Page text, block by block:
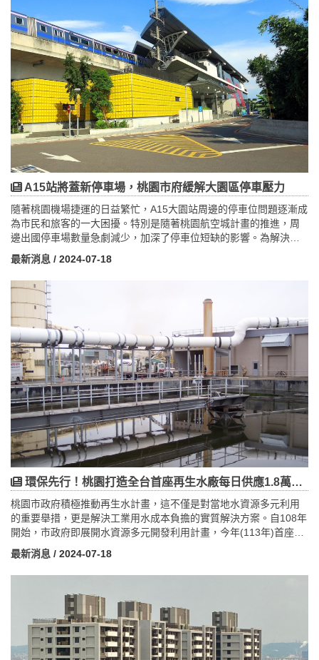
對。因此，了解並適切管理這些風險，將是購屋者在選擇和投資預
售屋時不可或缺的策略之一。
A15站將蓋新停車場，桃園市府緩解大園區停車壓力
隨著桃園機場捷運的日益繁忙，A15大園站周邊的停車位問題逐漸成
為市民和旅客的一大困擾。特別是隨著桃園航空城計畫的推進，周
邊出國停車場數量急劇減少，加深了停車位短缺的影響。為解決這
一問題，桃園市府交通局規劃在橫湳一路新建地下1層、地上8層的
「大園區停二立體停車場」。這座停車場預計於2028年完工，提供
538個汽車和250個機車停車位，明顯減輕A15大園站周邊的停車壓
力。這一工程不僅展現了桃園市對於解決當地交通問題的承諾，更
將促進周邊經濟和居民生活品質的提升。未來，這座現代化停車場
將成為地方發展的重要基礎設施，為民眾提供便捷的停車選擇，同
時帶動商業活動和就業機會的增長。隨著工程的推進，我們期待看
到大園區的交通環境和社區生活質量得到顯著改善，為未來的城市
發展奠定堅實基礎。
最新消息 / 2024-07-18
環保先行！桃園打造全台首座再生水廠每日供應1.8萬噸工業用水
桃園市政府積極推動再生水計畫，這不僅是對當地水資源多元利用
的重要舉措，更是解決工業用水成本負擔的實質解決方案。自108年
開始，市政府即展開水資源多元開發利用計畫，今年(113年)首座再
生水廠將啟用，每日供應1.8萬噸再生水，為台灣循環經濟迈出重要
一步。尤其是桃園北區水資源回收中心再生水BTO計畫，將成為北
台灣的工業用水市場主要供應者，大大降低了工業用水成本，同時
獻，更促進了地方經濟發展，展示了可持續發展的成功範例。隨著
未來計畫擴展至文青和中壢再生水廠，桃園市的領導地位將在推動
台灣水資源管理方面持續發揮重要作用。
最新消息 / 2024-07-18